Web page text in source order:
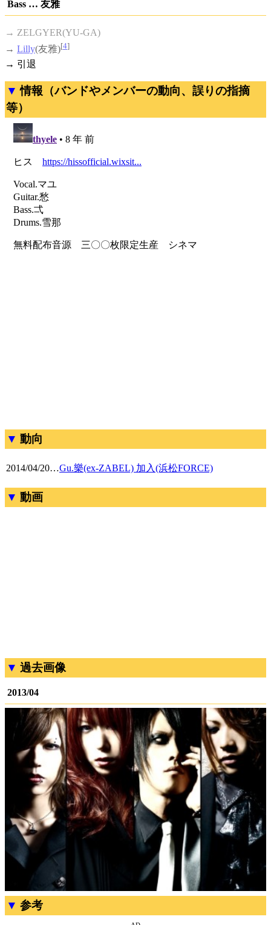
Bass … 友雅
→ ZELGYER(YU-GA)
→ Lilly(友雅)[4]
→ 引退
情報（バンドやメンバーの動向、誤りの指摘
等）
動向
2014/04/20…Gu.樂(ex-ZABEL) 加入(浜松FORCE)
動画
過去画像
2013/04
参考